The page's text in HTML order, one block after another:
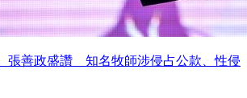
張善政盛讚 知名牧師涉侵占公款、性侵